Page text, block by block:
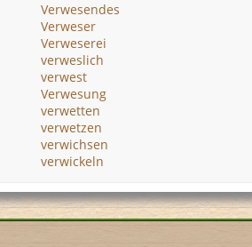
Verwesendes
Verweser
Verweserei
verweslich
verwest
Verwesung
verwetten
verwetzen
verwichsen
verwickeln